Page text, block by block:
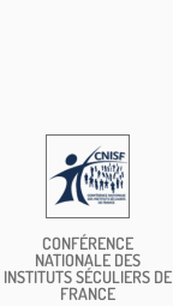
CONFÉRENCE
NATIONALE DES
INSTITUTS SÉCULIERS DE
FRANCE